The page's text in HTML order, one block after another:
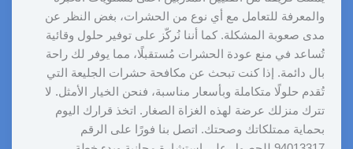
والمعرفة للتعامل مع أي نوع من الحشرات، بغض النظر عن
مدى صعوبة المشكلة. كما أننا نُركّز على توفير حلول وقائية
تُساعد في منع عودة الحشرات مُستقبلًا، مما يوفر لك راحة
بال دائمة. إذا كنت تبحث عن مكافحة حشرات الجليعة التي
تُقدم حلولًا متكاملة وبأسعار مناسبة، فنحن الخيار الأمثل. لا
تترك منزلك عرضة لهذه الغزاة الصغار. اتخذ قرارك اليوم
بحماية ممتلكاتك وصحتك. اتصل بنا فورًا على الرقم